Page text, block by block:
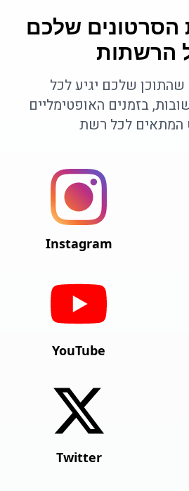
הסרטונים שלכם
הרשתות
שהתוכן שלכם יגיע לכל
בזמנים האופטימליים
המתאים לכל רשת
Instagram
YouTube
Twitter